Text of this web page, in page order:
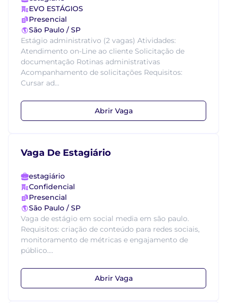
EVO ESTÁGIOS
Presencial
São Paulo / SP
Estágio administrativo (2 vagas) Atividades:
Atendimento on-Line ao cliente Solicitação de
documentação Rotinas administrativas
Acompanhamento de solicitações Requisitos:
Cursar ad...
Abrir Vaga
Vaga De Estagiário
estagiário
Confidencial
Presencial
São Paulo / SP
Vaga de estágio em social media em são paulo.
Requisitos: criação de conteúdo para redes sociais,
monitoramento de métricas e engajamento de
público....
Abrir Vaga